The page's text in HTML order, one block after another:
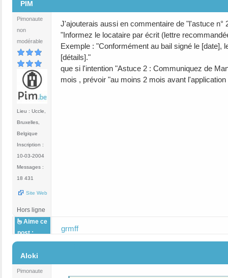
PIM
Pimonaute
non
modérable
Lieu : Uccle,
Bruxelles,
Belgique
Inscription :
10-03-2004
Messages :
18 431
Site Web
J'ajouterais aussi en commentaire de "l'astuce n°
"Informez le locataire par écrit (lettre
Exemple : "Conformément au bail signé le [date],
[détails]."
que si l'intention "Astuce 2 : Communiquez de
mois , prévoir "au moins 2 mois avant
Hors ligne
Aime ce
post :
grmff
Aloki
Pimonaute